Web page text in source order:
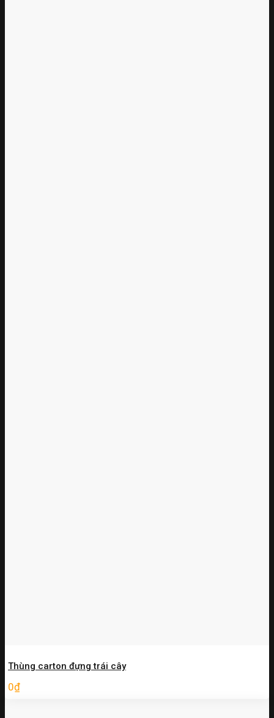
Thùng carton đựng trái cây
0₫